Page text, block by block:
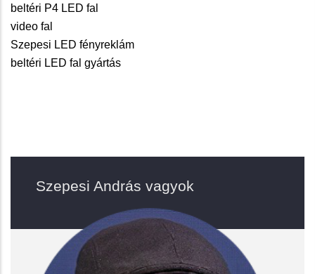
beltéri P4 LED fal
video fal
Szepesi LED fényreklám
beltéri LED fal gyártás
Szepesi András vagyok